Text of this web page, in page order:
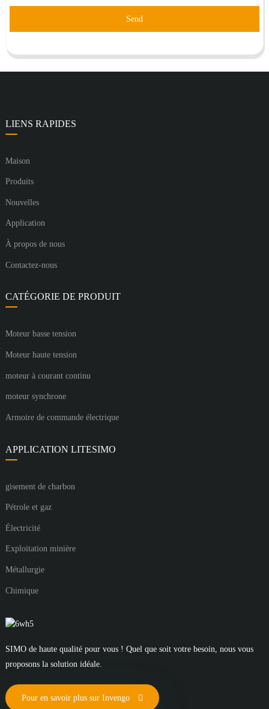
Send
LIENS RAPIDES
Maison
Produits
Nouvelles
Application
À propos de nous
Contactez-nous
CATÉGORIE DE PRODUIT
Moteur basse tension
Moteur haute tension
moteur à courant continu
moteur synchrone
Armoire de commande électrique
APPLICATION LITESIMO
gisement de charbon
Pétrole et gaz
Électricité
Exploitation minière
Métallurgie
Chimique
SIMO de haute qualité pour vous ! Quel que soit votre besoin, nous vous
proposons la solution idéale.
Pour en savoir plus sur Invengo